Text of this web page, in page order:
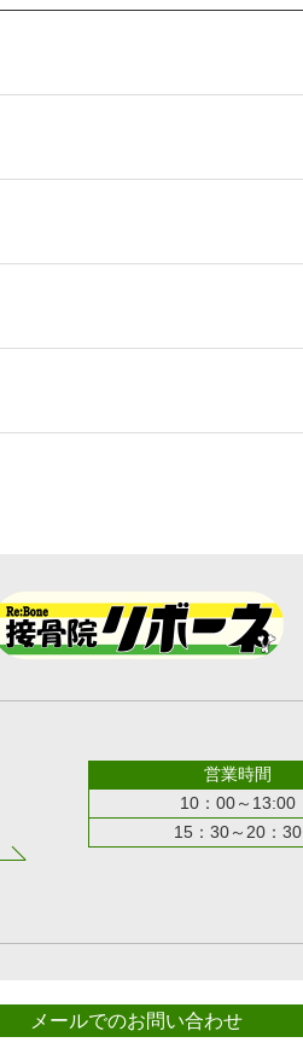
営業時間
10：00～13:00
15：30～20：30
メールでのお問い合わせ